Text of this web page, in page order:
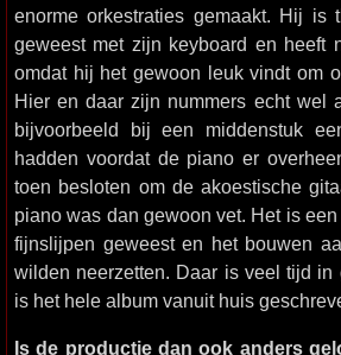
enorme orkestraties gemaakt. Hij is
geweest met zijn keyboard en heeft
omdat hij het gewoon leuk vindt om
Hier en daar zijn nummers echt wel
bijvoorbeeld bij een middenstuk
hadden voordat de piano er
toen besloten om de akoestische
piano was dan gewoon vet. Het is
fijnslijpen geweest en het bouwen
wilden neerzetten. Daar is veel tijd in
is het hele album vanuit huis
Is de productie dan ook anders